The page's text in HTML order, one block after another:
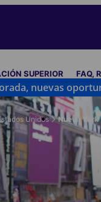
SUPERIOR FAQ,
nuevas
Unidos Nueva York